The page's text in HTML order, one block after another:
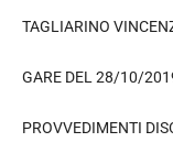
TAGLIARINO
GARE DEL 28/10/
PROVVEDIMENTI